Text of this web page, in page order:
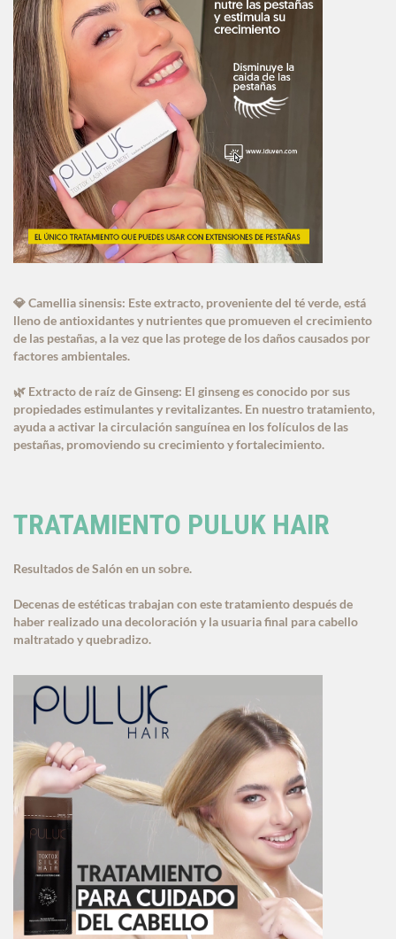
💎Camellia sinensis: Este extracto, proveniente del té verde, está
lleno de antioxidantes y nutrientes que promueven el crecimiento
de las pestañas, a la vez que las protege de los daños causados por
factores ambientales.
🌿 Extracto de raíz de Ginseng: El ginseng es conocido por sus
propiedades estimulantes y revitalizantes. En nuestro tratamiento,
ayuda a activar la circulación sanguínea en los folículos de las
pestañas, promoviendo su crecimiento y fortalecimiento.
TRATAMIENTO PULUK HAIR
Resultados de Salón en un sobre.
Decenas de estéticas trabajan con este tratamiento después de
haber realizado una decoloración y la usuaria final para cabello
maltratado y quebradizo.